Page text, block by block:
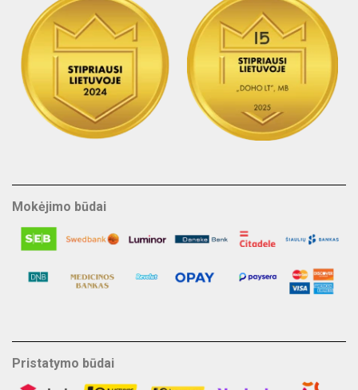
Mokėjimo būdai
Pristatymo būdai